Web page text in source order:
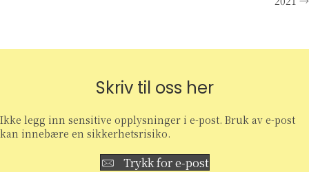
Skriv til oss her
Ikke legg inn sensitive opplysninger i e-post. Bruk av e-post
kan innebære en sikkerhetsrisiko.
Trykk for e-post